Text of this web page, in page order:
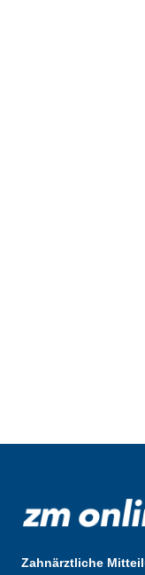
Zahnärztliche